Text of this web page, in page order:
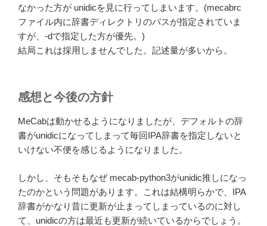
なかった方が unidicを見に行ってしまいます。(mecabrc
ファイル内に辞書ディレクトリのパスが指定されていま
すが、-dで指定した方が優先。)
結局これは採用しませんでした。記述量が多いから。
感想と今後の方針
MeCabは動かせるようになりましたが、デフォルトの辞
書がunidicになってしまって毎回IPA辞書を指定しないと
いけない不便を感じるようになりました。
しかし、そもそもなぜ mecab-python3がunidic推しになっ
たのかという問題があります。これは結構明らかで、IPA
辞書がかなり昔に更新が止まってしまっているのに対し
て、unidicの方は最近も更新が続いているからでしょう。